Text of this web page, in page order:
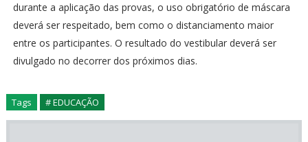
durante a aplicação das provas, o uso obrigatório de máscara
deverá ser respeitado, bem como o distanciamento maior
entre os participantes. O resultado do vestibular deverá ser
divulgado no decorrer dos próximos dias.
Tags # EDUCAÇÃO